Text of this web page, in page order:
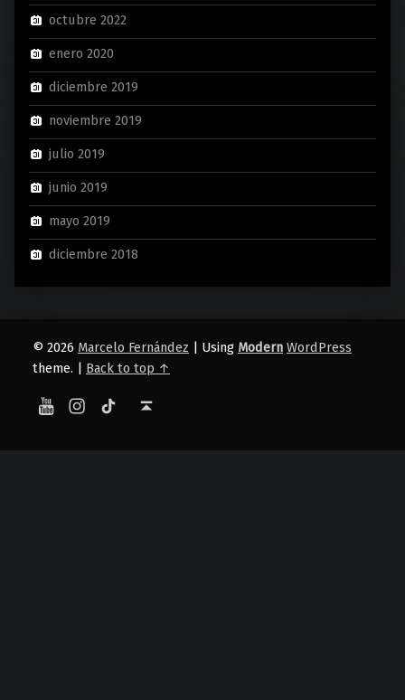
octubre 2022
enero 2020
diciembre 2019
noviembre 2019
julio 2019
junio 2019
mayo 2019
diciembre 2018
© 2026 Marcelo Fernández | Using Modern WordPress
theme. | Back to top ↑